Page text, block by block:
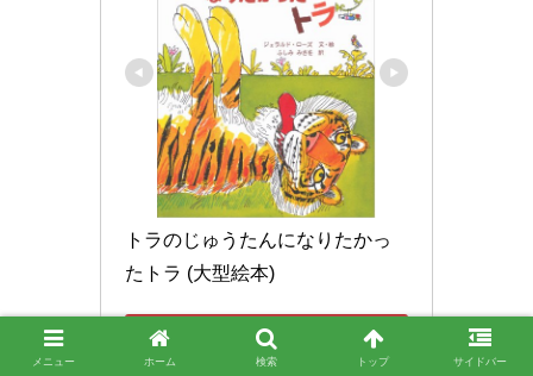
トラのじゅうたんになりたかっ
たトラ (大型絵本)
Amazonで見る
メニュー ホーム 検索 トップ サイドバー